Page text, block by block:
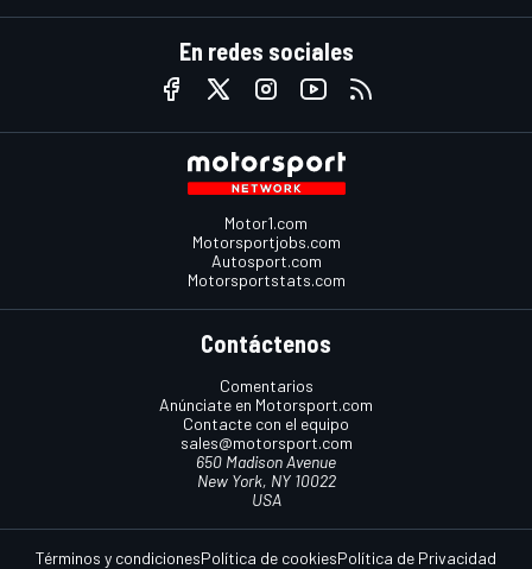
En redes sociales
Motor1.com
Motorsportjobs.com
Autosport.com
Motorsportstats.com
Contáctenos
Comentarios
Anúnciate en Motorsport.com
Contacte con el equipo
sales@motorsport.com
650 Madison Avenue
New York, NY 10022
USA
Términos y condicionesPolítica de cookiesPolítica de Privacidad